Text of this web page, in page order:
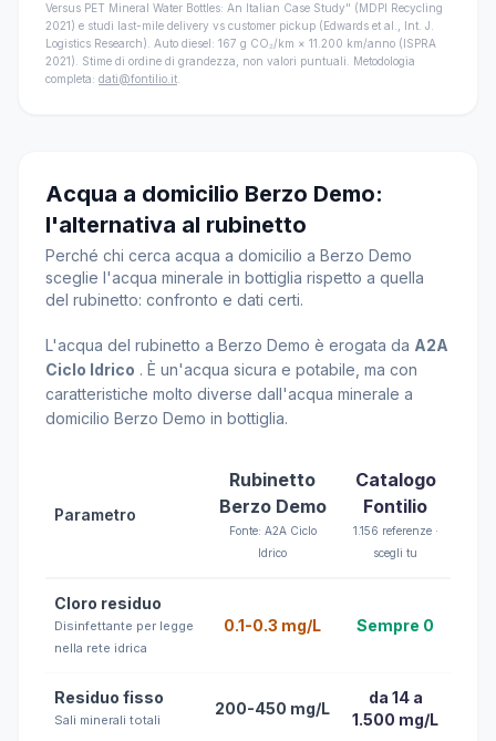
Versus PET Mineral Water Bottles: An Italian Case Study" (MDPI Recycling
2021) e studi last-mile delivery vs customer pickup (Edwards et al., Int. J.
Logistics Research). Auto diesel: 167 g CO₂/km × 11.200 km/anno (ISPRA
2021). Stime di ordine di grandezza, non valori puntuali. Metodologia
completa: dati@fontilio.it
Acqua a domicilio Berzo Demo:
l'alternativa al rubinetto
Perché chi cerca acqua a domicilio a Berzo Demo
sceglie l'acqua minerale in bottiglia rispetto a quella
del rubinetto: confronto e dati certi.
L'acqua del rubinetto a Berzo Demo è erogata da A2A
Ciclo Idrico . È un'acqua sicura e potabile, ma con
caratteristiche molto diverse dall'acqua minerale a
domicilio Berzo Demo in bottiglia.
Parametro
Rubinetto
Berzo Demo
Fonte: A2A Ciclo
Idrico
Catalogo
Fontilio
1.156 referenze ·
scegli tu
Cloro residuo
Disinfettante per legge
nella rete idrica
0.1-0.3 mg/L Sempre 0
Residuo fisso
Sali minerali totali
200-450 mg/L
da 14 a
1.500 mg/L